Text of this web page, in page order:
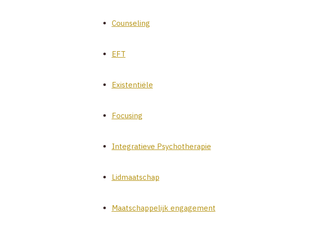
Counseling
EFT
Existentiële
Focusing
Integratieve Psychotherapie
Lidmaatschap
Maatschappelijk engagement